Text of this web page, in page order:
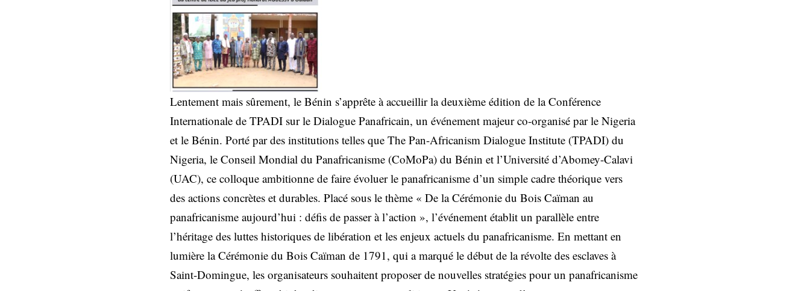
Lentement mais sûrement, le Bénin s’apprête à accueillir la deuxième édition de la Conférence
Internationale de TPADI sur le Dialogue Panafricain, un événement majeur co-organisé par le Nigeria
et le Bénin. Porté par des institutions telles que The Pan-Africanism Dialogue Institute (TPADI) du
Nigeria, le Conseil Mondial du Panafricanisme (CoMoPa) du Bénin et l’Université d’Abomey-Calavi
(UAC), ce colloque ambitionne de faire évoluer le panafricanisme d’un simple cadre théorique vers
des actions concrètes et durables. Placé sous le thème « De la Cérémonie du Bois Caïman au
panafricanisme aujourd’hui : défis de passer à l’action », l’événement établit un parallèle entre
l’héritage des luttes historiques de libération et les enjeux actuels du panafricanisme. En mettant en
lumière la Cérémonie du Bois Caïman de 1791, qui a marqué le début de la révolte des esclaves à
Saint-Domingue, les organisateurs souhaitent proposer de nouvelles stratégies pour un panafricanisme